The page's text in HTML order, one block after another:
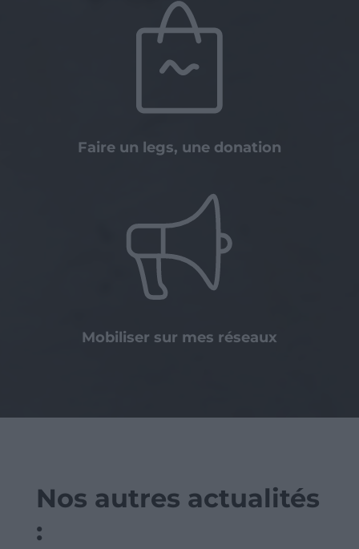
Faire un legs, une donation
Mobiliser sur mes réseaux
Nos autres actualités
: